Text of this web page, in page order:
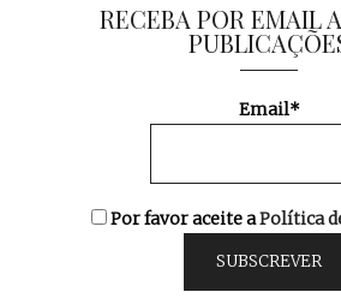
RECEBA POR EMAIL
Email*
Por favor aceite aPolítica